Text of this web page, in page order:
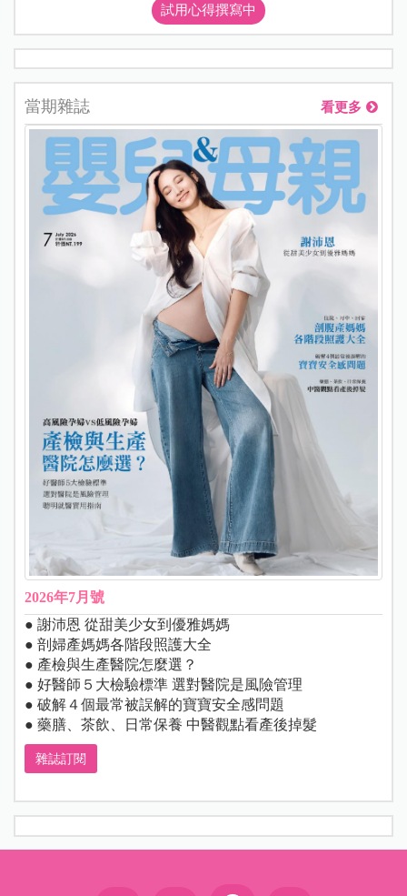
試用心得撰寫中
當期雜誌 看更多
2026年7月號
● 謝沛恩 從甜美少女到優雅媽媽
● 剖婦產媽媽各階段照護大全
● 產檢與生產醫院怎麼選？
● 好醫師５大檢驗標準 選對醫院是風險管理
● 破解４個最常被誤解的寶寶安全感問題
● 藥膳、茶飲、日常保養 中醫觀點看產後掉髮
雜誌訂閱